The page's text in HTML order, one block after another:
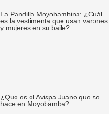
La Pandilla Moyobambina: ¿Cuál
es la vestimenta que usan varones
y mujeres en su baile?
¿Qué es el Avispa Juane que se
hace en Moyobamba?